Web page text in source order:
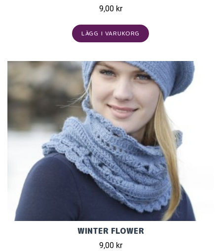
9,00 kr
LÄGG I VARUKORG
WINTER FLOWER
9,00 kr